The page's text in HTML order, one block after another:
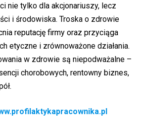
nie tylko dla akcjonariuszy, lecz
i środowiska. Troska o zdrowie
reputację firmy oraz przyciąga
etyczne i zrównoważone działania.
w zdrowie są niepodważalne –
chorobowych, rentowny biznes,